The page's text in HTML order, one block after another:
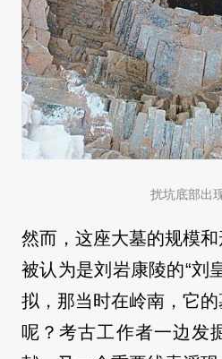
扰坑底部出
然而，这座大墓的规模
被认为是刘岩康陵的“刘
拟，那当时在岭南，它
呢？考古工作者一边发